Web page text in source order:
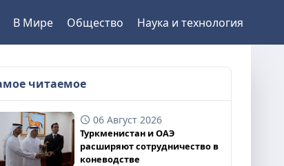
В Мире Общество Наука и технология
читаемое
06 Август 2026
Туркменистан и ОАЭ
расширяют сотрудничество в
коневодстве